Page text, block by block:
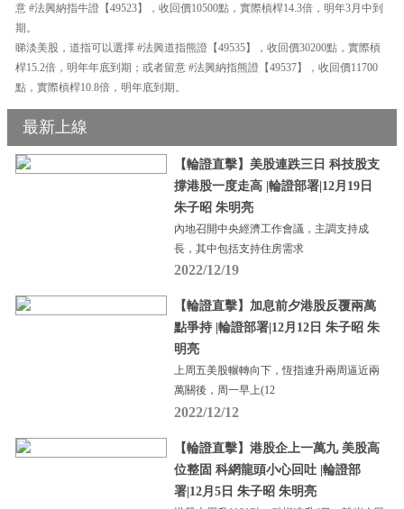
意 #法興納指牛證【49523】，收回價10500點，實際槓桿14.3倍，明年3月中到
期。
睇淡美股，道指可以選擇 #法興道指熊證【49535】，收回價30200點，實際槓
桿15.2倍，明年年底到期；或者留意 #法興納指熊證【49537】，收回價11700
點，實際槓桿10.8倍，明年底到期。
最新上線
【輪證直擊】美股連跌三日 科技股支
撐港股一度走高 |輪證部署|12月19日
朱子昭 朱明亮
內地召開中央經濟工作會議，主調支持成
長，其中包括支持住房需求
2022/12/19
【輪證直擊】加息前夕港股反覆兩萬
點爭持 |輪證部署|12月12日 朱子昭 朱
明亮
上周五美股輾轉向下，恆指連升兩周逼近兩
萬關後，周一早上(12
2022/12/12
【輪證直擊】港股企上一萬九 美股高
位整固 科網龍頭小心回吐 |輪證部
署|12月5日 朱子昭 朱明亮